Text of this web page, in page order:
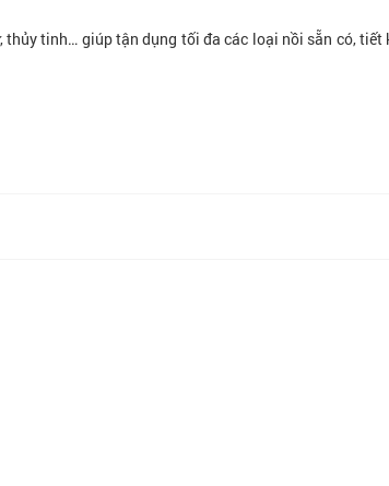
tinh… giúp tận dụng tối đa các loại nồi sẵn có, tiết